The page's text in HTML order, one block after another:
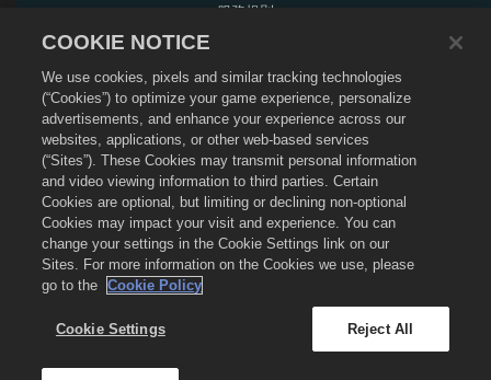
服務規則
不得出售或分享我的個人資訊
退款政策
Cookie政策
商店支援
遊戲支援
Cookie設定
2026Social Point S.L. Dragon City和Dragon City標誌屬於Social Point S.L. 的商
標。 版權所有。 Dragon City商店由Zynga, Inc.營運。優惠僅在Dragon City遊戲內生
效。 可用優惠以及價格會隨地區改變。
COOKIE NOTICE
We use cookies, pixels and similar tracking technologies
(“Cookies”) to optimize your game experience, personalize
advertisements, and enhance your experience across our
websites, applications, or other web-based services
(“Sites”). These Cookies may transmit personal information
and video viewing information to third parties. Certain
Cookies are optional, but limiting or declining non-optional
Cookies may impact your visit and experience. You can
change your settings in the Cookie Settings link on our
Sites. For more information on the Cookies we use, please
go to the
Cookie Policy
Cookie Settings Reject All